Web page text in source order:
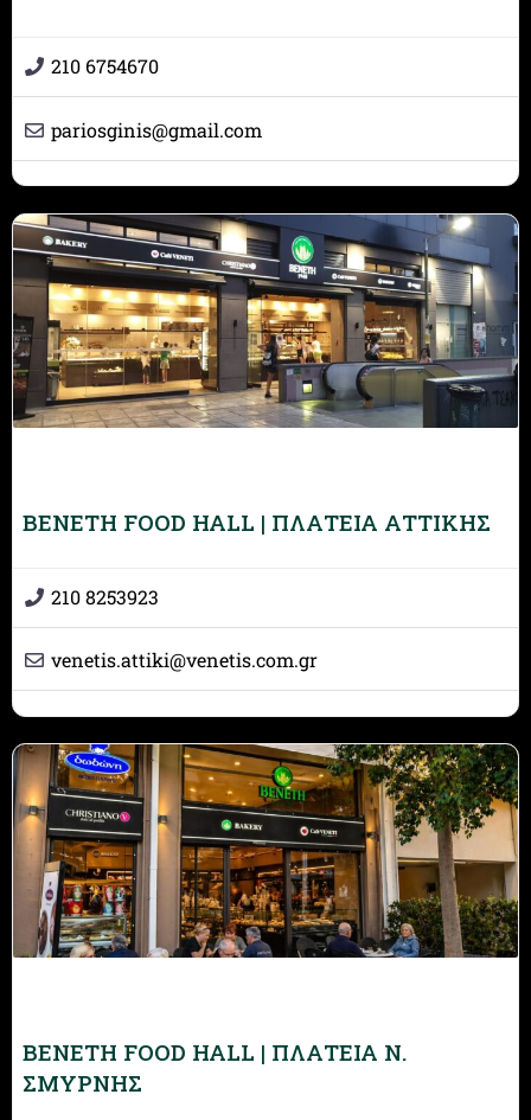
210 6754670
pariosginis@gmail.com
BENETH FOOD HALL | ΠΛΑΤΕΙΑ ΑΤΤΙΚΗΣ
210 8253923
venetis.attiki@venetis.com.gr
BENETH FOOD HALL | ΠΛΑΤΕΙΑ Ν.
ΣΜΥΡΝΗΣ